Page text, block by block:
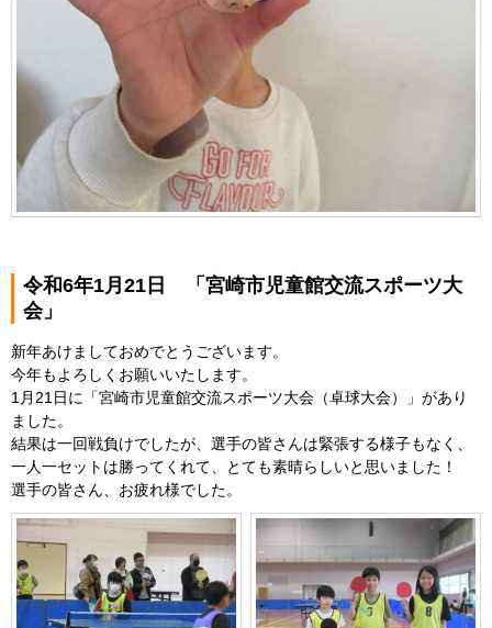
令和6年1月21日 「宮崎市児童館交流スポーツ大
会」
新年あけましておめでとうございます。
今年もよろしくお願いいたします。
1月21日に「宮崎市児童館交流スポーツ大会（卓球大会）」があり
ました。
結果は一回戦負けでしたが、選手の皆さんは緊張する様子もなく、
一人一セットは勝ってくれて、とても素晴らしいと思いました！
選手の皆さん、お疲れ様でした。